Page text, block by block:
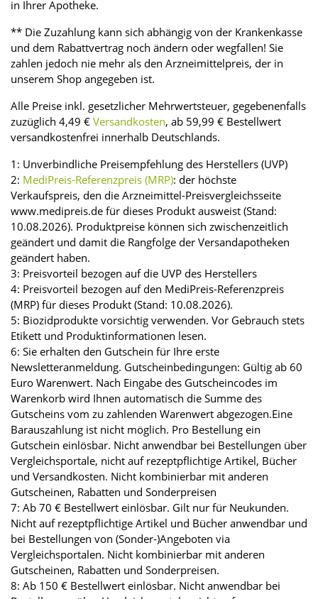
in Ihrer Apotheke.
** Die Zuzahlung kann sich abhängig von der Krankenkasse
und dem Rabattvertrag noch ändern oder wegfallen! Sie
zahlen jedoch nie mehr als den Arzneimittelpreis, der in
unserem Shop angegeben ist.
Alle Preise inkl. gesetzlicher Mehrwertsteuer, gegebenenfalls
zuzüglich 4,49 € Versandkosten, ab 59,99 € Bestellwert
versandkostenfrei innerhalb Deutschlands.
1: Unverbindliche Preisempfehlung des Herstellers (UVP)
2: MediPreis-Referenzpreis (MRP): der höchste
Verkaufspreis, den die Arzneimittel-Preisvergleichsseite
www.medipreis.de für dieses Produkt ausweist (Stand:
10.08.2026). Produktpreise können sich zwischenzeitlich
geändert und damit die Rangfolge der Versandapotheken
geändert haben.
3: Preisvorteil bezogen auf die UVP des Herstellers
4: Preisvorteil bezogen auf den MediPreis-Referenzpreis
(MRP) für dieses Produkt (Stand: 10.08.2026).
5: Biozidprodukte vorsichtig verwenden. Vor Gebrauch stets
Etikett und Produktinformationen lesen.
6: Sie erhalten den Gutschein für Ihre erste
Newsletteranmeldung. Gutscheinbedingungen: Gültig ab 60
Euro Warenwert. Nach Eingabe des Gutscheincodes im
Warenkorb wird Ihnen automatisch die Summe des
Gutscheins vom zu zahlenden Warenwert abgezogen.Eine
Barauszahlung ist nicht möglich. Pro Bestellung ein
Gutschein einlösbar. Nicht anwendbar bei Bestellungen über
Vergleichsportale, nicht auf rezeptpflichtige Artikel, Bücher
und Versandkosten. Nicht kombinierbar mit anderen
Gutscheinen, Rabatten und Sonderpreisen
7: Ab 70 € Bestellwert einlösbar. Gilt nur für Neukunden.
Nicht auf rezeptpflichtige Artikel und Bücher anwendbar und
bei Bestellungen von (Sonder-)Angeboten via
Vergleichsportalen. Nicht kombinierbar mit anderen
Gutscheinen, Rabatten und Sonderpreisen.
8: Ab 150 € Bestellwert einlösbar. Nicht anwendbar bei